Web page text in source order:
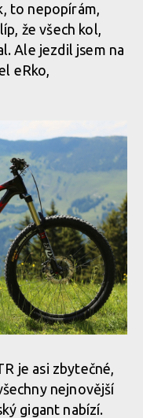
to nepopírám,
že všech kol,
Ale jezdil jsem na
eRko,
je asi zbytečné,
nejnovější
gigant nabízí.